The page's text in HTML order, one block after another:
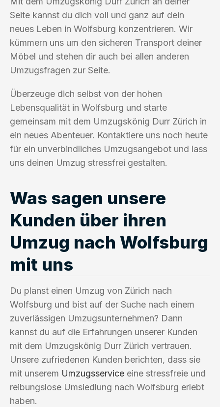
Seite kannst du dich voll und ganz auf dein
neues Leben in Wolfsburg konzentrieren. Wir
kümmern uns um den sicheren Transport deiner
Möbel und stehen dir auch bei allen anderen
Umzugsfragen zur Seite.
Überzeuge dich selbst von der hohen
Lebensqualität in Wolfsburg und starte
gemeinsam mit dem Umzugskönig Durr Zürich in
ein neues Abenteuer. Kontaktiere uns noch heute
für ein unverbindliches Umzugsangebot und lass
uns deinen Umzug stressfrei gestalten.
Was sagen unsere
Kunden über ihren
Umzug nach Wolfsburg
mit uns
Du planst einen Umzug von Zürich nach
Wolfsburg und bist auf der Suche nach einem
zuverlässigen Umzugsunternehmen? Dann
kannst du auf die Erfahrungen unserer Kunden
mit dem Umzugskönig Durr Zürich vertrauen.
Unsere zufriedenen Kunden berichten, dass sie
mit unserem Umzugsservice eine stressfreie und
reibungslose Umsiedlung nach Wolfsburg erlebt
haben.